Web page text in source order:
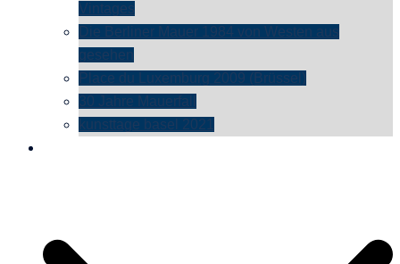
Vintages
Die Berliner Mauer 1984 von Westen aus
gesehen
Place du Luxemburg 2009 (Brüssel)
30 Jahre Mauerfall
kunsttage basel 2021